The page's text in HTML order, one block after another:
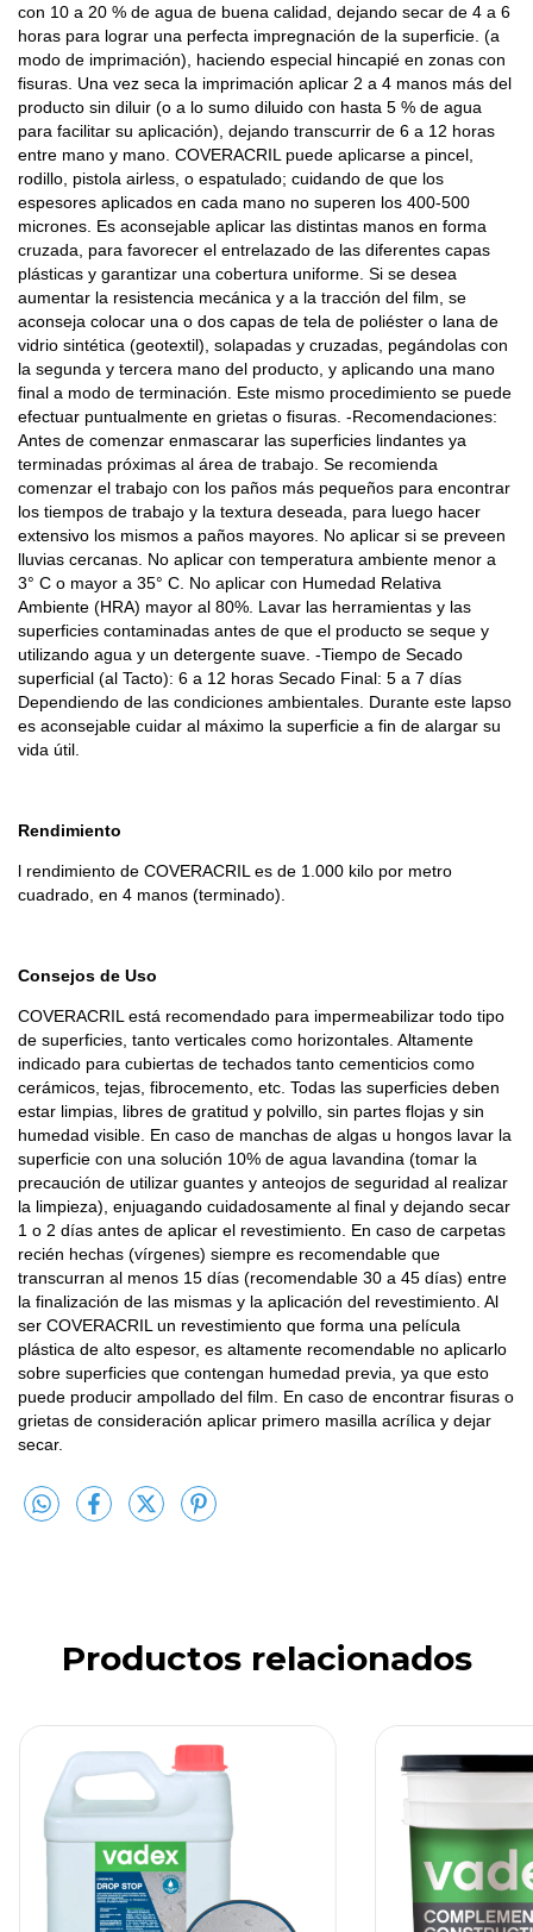
con 10 a 20 % de agua de buena calidad, dejando secar de 4 a 6
horas para lograr una perfecta impregnación de la superficie. (a
modo de imprimación), haciendo especial hincapié en zonas con
fisuras. Una vez seca la imprimación aplicar 2 a 4 manos más del
producto sin diluir (o a lo sumo diluido con hasta 5 % de agua
para facilitar su aplicación), dejando transcurrir de 6 a 12 horas
entre mano y mano. COVERACRIL puede aplicarse a pincel,
rodillo, pistola airless, o espatulado; cuidando de que los
espesores aplicados en cada mano no superen los 400-500
micrones. Es aconsejable aplicar las distintas manos en forma
cruzada, para favorecer el entrelazado de las diferentes capas
plásticas y garantizar una cobertura uniforme. Si se desea
aumentar la resistencia mecánica y a la tracción del film, se
aconseja colocar una o dos capas de tela de poliéster o lana de
vidrio sintética (geotextil), solapadas y cruzadas, pegándolas con
la segunda y tercera mano del producto, y aplicando una mano
final a modo de terminación. Este mismo procedimiento se puede
efectuar puntualmente en grietas o fisuras. -Recomendaciones:
Antes de comenzar enmascarar las superficies lindantes ya
terminadas próximas al área de trabajo. Se recomienda
comenzar el trabajo con los paños más pequeños para encontrar
los tiempos de trabajo y la textura deseada, para luego hacer
extensivo los mismos a paños mayores. No aplicar si se preveen
lluvias cercanas. No aplicar con temperatura ambiente menor a
3° C o mayor a 35° C. No aplicar con Humedad Relativa
Ambiente (HRA) mayor al 80%. Lavar las herramientas y las
superficies contaminadas antes de que el producto se seque y
utilizando agua y un detergente suave. -Tiempo de Secado
superficial (al Tacto): 6 a 12 horas Secado Final: 5 a 7 días
Dependiendo de las condiciones ambientales. Durante este lapso
es aconsejable cuidar al máximo la superficie a fin de alargar su
vida útil.
Rendimiento
l rendimiento de COVERACRIL es de 1.000 kilo por metro
cuadrado, en 4 manos (terminado).
Consejos de Uso
COVERACRIL está recomendado para impermeabilizar todo tipo
de superficies, tanto verticales como horizontales. Altamente
indicado para cubiertas de techados tanto cementicios como
cerámicos, tejas, fibrocemento, etc. Todas las superficies deben
estar limpias, libres de gratitud y polvillo, sin partes flojas y sin
humedad visible. En caso de manchas de algas u hongos lavar la
superficie con una solución 10% de agua lavandina (tomar la
precaución de utilizar guantes y anteojos de seguridad al realizar
la limpieza), enjuagando cuidadosamente al final y dejando secar
1 o 2 días antes de aplicar el revestimiento. En caso de carpetas
recién hechas (vírgenes) siempre es recomendable que
transcurran al menos 15 días (recomendable 30 a 45 días) entre
la finalización de las mismas y la aplicación del revestimiento. Al
ser COVERACRIL un revestimiento que forma una película
plástica de alto espesor, es altamente recomendable no aplicarlo
sobre superficies que contengan humedad previa, ya que esto
puede producir ampollado del film. En caso de encontrar fisuras o
grietas de consideración aplicar primero masilla acrílica y dejar
secar.
Productos relacionados